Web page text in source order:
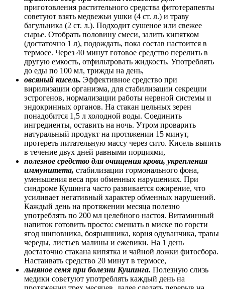
приготовления растительного средства фитотерапевты
советуют взять медвежьи ушки (4 ст. л.) и траву
багульника (2 ст. л.). Подходит сушеное или свежее
сырье. Отобрать половину смеси, залить кипятком
(достаточно 1 л), подождать, пока состав настоится в
термосе. Через 40 минут готовое средство перелить в
другую емкость, отфильтровать жидкость. Употреблять
до еды по 100 мл, трижды на день,
овсяный кисель. Эффективное средство при
вирилизации организма, для стабилизации секреции
эстрогенов, нормализации работы нервной системы и
эндокринных органов. На стакан цельных зерен
понадобится 1,5 л холодной воды. Соединить
ингредиенты, оставить на ночь. Утром проварить
натуральный продукт на протяжении 15 минут,
протереть питательную массу через сито. Кисель выпить
в течение двух дней равными порциями,
полезное средство для очищения крови, укрепления
иммунитета, стабилизации гормонального фона,
уменьшения веса при обменных нарушениях. При
синдроме Кушинга часто развивается ожирение, что
усиливает негативный характер обменных нарушений.
Каждый день на протяжении месяца полезно
употреблять по 200 мл целебного настоя. Витаминный
напиток готовить просто: смешать в миске по горсти
ягод шиповника, боярышника, корня одуванчика, травы
череды, листьев малины и ежевики. На 1 день
достаточно стакана кипятка и чайной ложки фитосбора.
Настаивать средство 20 минут в термосе,
льняное семя при болезни Кушинга. Полезную слизь
медики советуют употреблять каждый день на